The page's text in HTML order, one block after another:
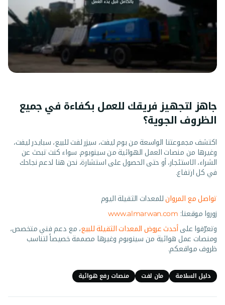
جاهز لتجهيز فريقك للعمل بكفاءة في جميع
الظروف الجوية؟
اكتشف مجموعتنا الواسعة من بوم ليفت، سيزر لفت للبيع، سبايدر ليفت،
وغيرها من منصات العمل الهوائية من سينوبوم. سواء كنت تبحث عن
الشراء، الاستئجار، أو حتى الحصول على استشارة، نحن هنا لدعم نجاحك
في كل ارتفاع.
تواصل مع المروان للمعدات الثقيلة اليوم
زوروا موقعنا: www.almarwan.com
وتعرّفوا على أحدث عروض المعدات الثقيلة للبيع، مع دعم فني متخصص،
ومنصات عمل هوائية من سينوبوم وغيرها مصممة خصيصاً لتناسب
ظروف مواقعكم.
دليل السلامة مان لفت منصات رفع هوائية